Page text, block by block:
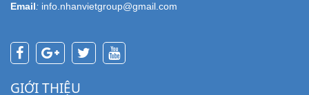
Email: info.nhanvietgroup@gmail.com
GIỚI THIỆU